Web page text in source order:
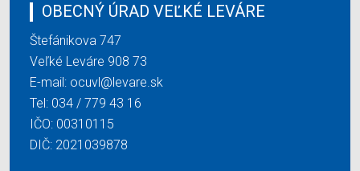
OBECNÝ ÚRAD VEĽKÉ LEVÁRE
Štefánikova 747
Veľké Leváre 908 73
E-mail: ocuvl@levare.sk
Tel: 034 / 779 43 16
IČO: 00310115
DIČ: 2021039878